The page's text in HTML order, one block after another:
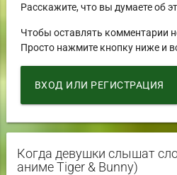
Расскажите, что вы думаете об
Чтобы оставлять комментарии
Просто нажмите кнопку ниже и
ВХОД ИЛИ РЕГИСТРАЦИЯ
Когда девушки слышат
аниме Tiger & Bunny)